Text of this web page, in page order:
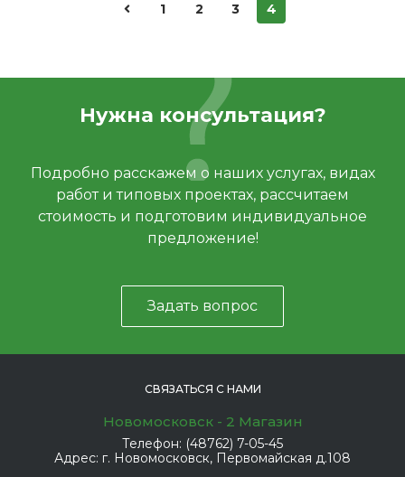
1 2 3 4
Нужна консультация?
Подробно расскажем о наших услугах, видах
работ и типовых проектах, рассчитаем
стоимость и подготовим индивидуальное
предложение!
Задать вопрос
СВЯЗАТЬСЯ С НАМИ
Новомосковск - 2 Магазин
Телефон: (48762) 7-05-45
Адрес: г. Новомосковск, Первомайская д.108